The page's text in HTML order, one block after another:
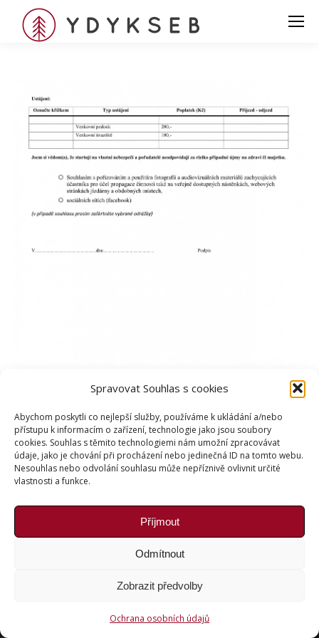
Spravovat Souhlas s cookies
Abychom poskytli co nejlepší služby, používáme k ukládání a/nebo
přístupu k informacím o zařízení, technologie jako jsou soubory
cookies. Souhlas s těmito technologiemi nám umožní zpracovávat
údaje, jako je chování při procházení nebo jedinečná ID na tomto webu.
Nesouhlas nebo odvolání souhlasu může nepříznivě ovlivnit určité
vlastnosti a funkce.
Příjmout
Odmítnout
Zobrazit předvolby
Ochrana osobních údajů
Copyright © Weiron Dynamics, s.r.o. |
stránekaSEO